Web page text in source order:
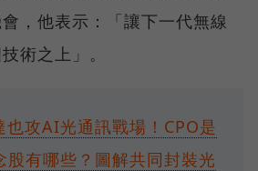
，他表示：「讓下一代無線
術之上」。
也攻AI光通訊戰場！CPO是
股有哪些？圖解共同封裝光